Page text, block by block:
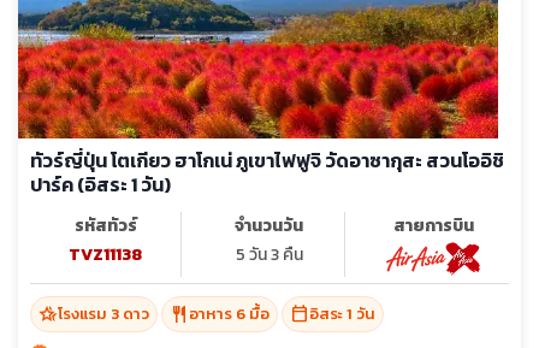
ทัวร์ญี่ปุ่น โตเกียว ฮาโกเน่ ภูเขาไฟฟูจิ วัดอาซากุสะ สวนโออิชิ
ปาร์ค (อิสระ 1 วัน)
รหัสทัวร์
TVZ11138
จำนวนวัน
5 วัน 3 คืน
สายการบิน
hotel_classโรงแรม 3 ดาว restaurant อาหาร 6 มื้อ calendar_todayอิสระ 1 วัน